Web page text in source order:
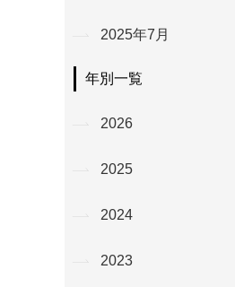
2025年7月
年別一覧
2026
2025
2024
2023